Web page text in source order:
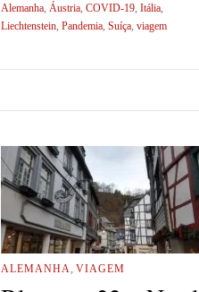
Alemanha, Áustria, COVID-19, Itália,
Liechtenstein, Pandemia, Suíça, viagem
ALEMANHA VIAGEM